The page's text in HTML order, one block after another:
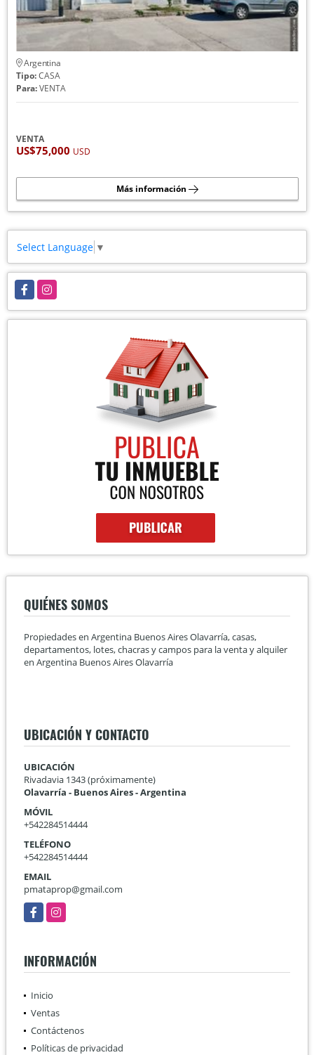
Argentina
Tipo:CASA
Para:VENTA
VENTA
US$75,000 USD
Más información
Select Language ▼
FacebookInstagram
QUIÉNES SOMOS
Propiedades en Argentina Buenos Aires Olavarría, casas,
departamentos, lotes, chacras y campos para la venta y alquiler
en Argentina Buenos Aires Olavarría
UBICACIÓN Y CONTACTO
UBICACIÓN
Rivadavia 1343 (próximamente)
Olavarría - Buenos Aires - Argentina
MÓVIL
+542284514444
TELÉFONO
+542284514444
EMAIL
pmataprop@gmail.com
FacebookInstagram
INFORMACIÓN
Inicio
Ventas
Contáctenos
Políticas de privacidad